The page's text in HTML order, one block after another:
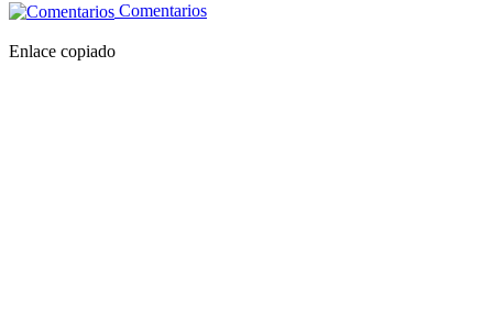
Comentarios
Enlace copiado